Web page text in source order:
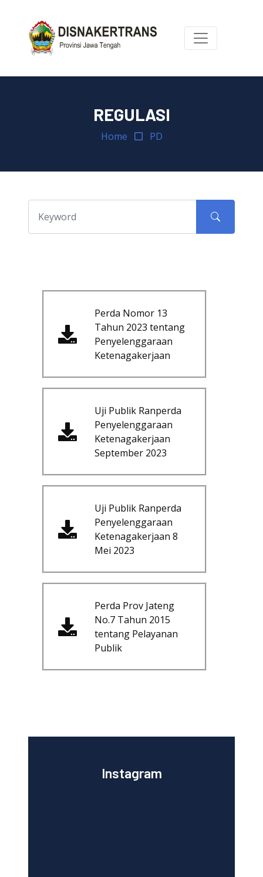
REGULASI
Home PD
Perda Nomor 13
Tahun 2023 tentang
Penyelenggaraan
Ketenagakerjaan
Uji Publik Ranperda
Penyelenggaraan
Ketenagakerjaan
September 2023
Uji Publik Ranperda
Penyelenggaraan
Ketenagakerjaan 8
Mei 2023
Perda Prov Jateng
No.7 Tahun 2015
tentang Pelayanan
Publik
Instagram